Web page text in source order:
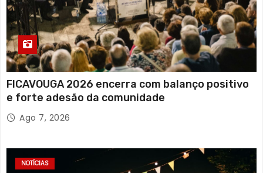
FICAVOUGA 2026 encerra com balanço positivo
e forte adesão da comunidade
Ago 7, 2026
NOTÍCIAS